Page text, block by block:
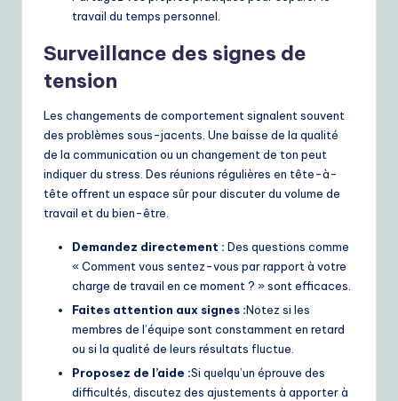
travail du temps personnel.
Surveillance des signes de
tension
Les changements de comportement signalent souvent
des problèmes sous-jacents. Une baisse de la qualité
de la communication ou un changement de ton peut
indiquer du stress. Des réunions régulières en tête-à-
tête offrent un espace sûr pour discuter du volume de
travail et du bien-être.
Demandez directement : Des questions comme
« Comment vous sentez-vous par rapport à votre
charge de travail en ce moment ? » sont efficaces.
Faites attention aux signes :Notez si les
membres de l’équipe sont constamment en retard
ou si la qualité de leurs résultats fluctue.
Proposez de l’aide :Si quelqu’un éprouve des
difficultés, discutez des ajustements à apporter à